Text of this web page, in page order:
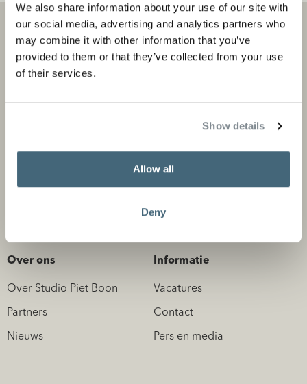
We also share information about your use of our site with
our social media, advertising and analytics partners who
may combine it with other information that you’ve
provided to them or that they’ve collected from your use
of their services.
Show details
Allow all
Deny
Design Professionals
Over ons
Over Studio Piet Boon
Partners
Nieuws
Informatie
Vacatures
Contact
Pers en media